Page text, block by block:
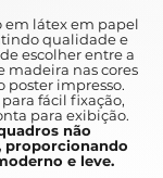
como
a arte
which can
em látex em papel
qualidade e
escolher entre a
madeira nas cores
poster impresso.
fácil fixação,
para exibição.
não
proporcionando
e leve.